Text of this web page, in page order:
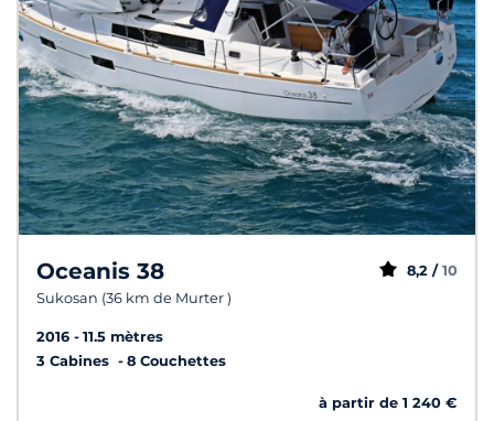
Oceanis 38
Sukosan (36 km de Murter )
8,2 / 10
2016
11.5 mètres
3 Cabines
8 Couchettes
à partir de 1 240 €